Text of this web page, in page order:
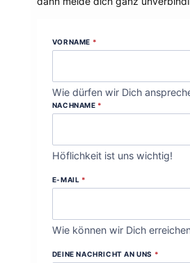
VORNAME *
Wie dürfen wir Dich
NACHNAME *
Höflichkeit ist uns wichtig!
E-MAIL *
Wie können wir Dich
DEINE NACHRICHT AN UNS *